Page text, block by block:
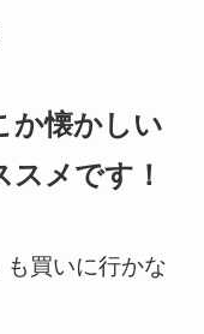
か懐かしい
メです！
も買いに行かな